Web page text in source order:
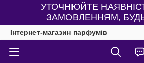
УТОЧНЮЙТЕ
ЗАМОВЛЕННЯМ,
Інтернет-магазин парфумів